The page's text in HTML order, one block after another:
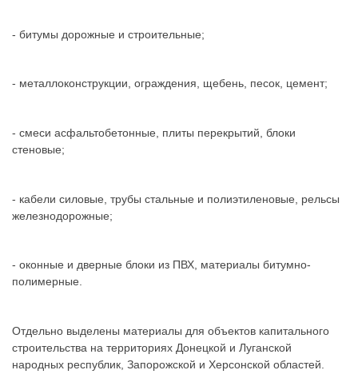
- битумы дорожные и строительные;
- металлоконструкции, ограждения, щебень, песок, цемент;
- смеси асфальтобетонные, плиты перекрытий, блоки
стеновые;
- кабели силовые, трубы стальные и полиэтиленовые, рельсы
железнодорожные;
- оконные и дверные блоки из ПВХ, материалы битумно-
полимерные.
Отдельно выделены материалы для объектов капитального
строительства на территориях Донецкой и Луганской
народных республик, Запорожской и Херсонской областей.